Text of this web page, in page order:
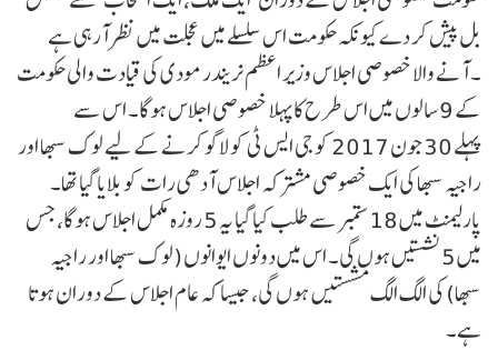
بل پیش کر دےکیونکہ حکومت اس سلسلے میں عجلت میں نظر آرہی ہے
۔ آنے والا خصوصی اجلاس وزیر اعظم نریندر مودی کی قیادت والی حکومت
کے 9 سالوں میں اس طرح کا پہلا خصوصی اجلاس ہوگا۔ اس سے
پہلے 30 جون 2017 کو جی ایس ٹی کو لاگو کرنے کے لیے لوک سبھا اور
راجیہ سبھا کی ایک خصوصی مشترکہ اجلاس آدھی رات کو بلایا گیا تھا۔
پارلیمنٹ میں 18 ستمبر سے طلب کیا گیا یہ 5 روزہ مکمل اجلاس ہوگا، جس
میں 5 نشستیں ہوں گی۔ اس میں دونوں ایوانوں (لوک سبھا اور راجیہ
سبھا) کی الگ الگ مشستیں ہوں گی، جیسا کہ عام اجلاس کے دوران ہوتا
ہے۔